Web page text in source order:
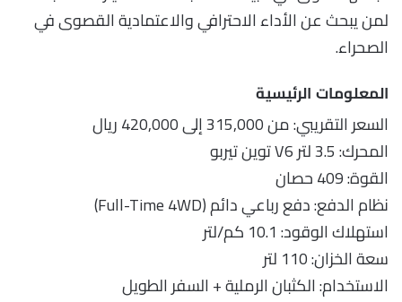
لمن يبحث عن الأداء الاحترافي والاعتمادية القصوى في
الصحراء.
المعلومات الرئيسية
السعر التقريبي: من 315,000 إلى 420,000 ريال
المحرك: 3.5 لتر V6 توين تيربو
القوة: 409 حصان
نظام الدفع: دفع رباعي دائم (Full-Time 4WD)
استهلاك الوقود: 10.1 كم/لتر
سعة الخزان: 110 لتر
الاستخدام: الكثبان الرملية + السفر الطويل